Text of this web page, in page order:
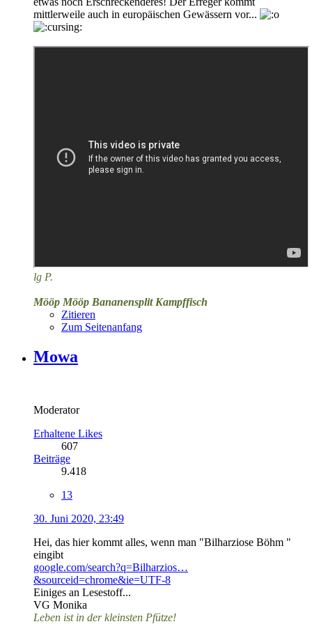
mittlerweile auch in europäischen Gewässern vor...
lg P.
Mööp Mööp Bananensplit Kampffisch
Zitieren
Zum Seitenanfang
Mowa
Moderator
Erhaltene Likes
607
Beiträge
9.418
13
30. Juni 2020, 23:49
Hei, das hier kommt alles, wenn man "Bilharziose Böhm "
eingibt
google.com/search?q=Bilharzios…
&sourceid=chrome&ie=UTF-8
Einiges an Lesestoff...
VG Monika
Leben ist in der kleinsten Pfütze!